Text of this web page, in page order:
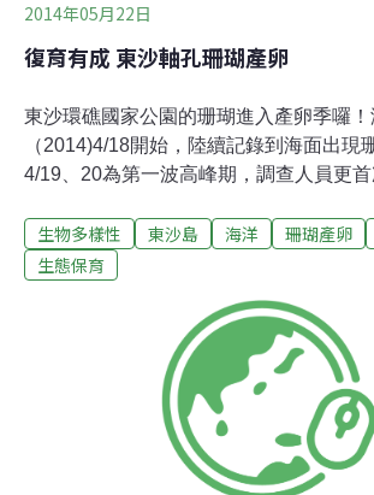
2014年05月22日
復育有成 東沙軸孔珊瑚產卵
東沙環礁國家公園的珊瑚進入產卵季囉
（2014)4/18開始，陸續記錄到海面出現
4/19、20為第一波高峰期，調查人員更
下旬。東沙環礁在1998年的全球珊瑚大
礁生態嚴重受損，2003年成立國家公園後
育試驗，以掌握珊瑚礁現況、並擬定適宜
期東沙環礁珊瑚產卵時間沒有記錄，
大學宋克義教授進行珊瑚產卵調查，經過
東沙珊瑚產卵多在每年4～5月間發生。
外珊瑚群聚組成不同，各種珊瑚產卵條件
珊瑚產卵的確切時間，只能約略推估。海
生物多樣性 東沙島 海洋 珊瑚產卵
生態保育